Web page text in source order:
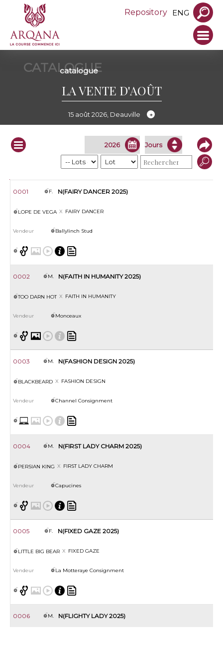
Repository ENG
CATALOGUE
catalogue
LA VENTE D'AOÛT
15 août 2026, Deauville
Lot
S. Nom Père Mère Vendeur
0001 F. N(FAIRY DANCER 2025)
LOPE DE VEGA FAIRY DANCER
Ballylinch Stud
0002 M. N(FAITH IN HUMANITY 2025)
TOO DARN HOT FAITH IN HUMANITY
Monceaux
0003 M. N(FASHION DESIGN 2025)
BLACKBEARD FASHION DESIGN
Channel Consignment
0004 M. N(FIRST LADY CHARM 2025)
PERSIAN KING FIRST LADY CHARM
Capucines
0005 F. N(FIXED GAZE 2025)
LITTLE BIG BEAR FIXED GAZE
La Motteraye Consignment
0006 M. N(FLIGHTY LADY 2025)